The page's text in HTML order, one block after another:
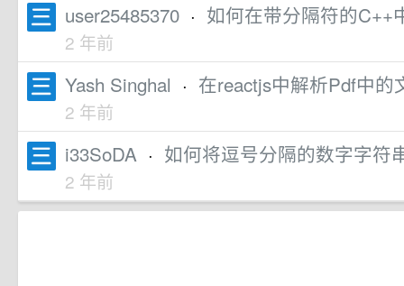
user25485370 · 如何在带分隔符的C++
2 年前
Yash Singhal · 在reactjs中解析Pdf中的
2 年前
i33SoDA · 如何将逗号分隔的数字字符
2 年前